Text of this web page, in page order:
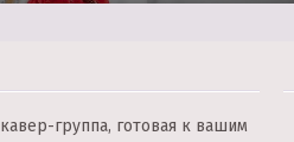
группа, готовая к вашим